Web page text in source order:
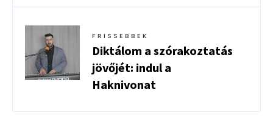
FRISSEBBEK
Diktálom a szórakoztatás
jövőjét: indul a
Haknivonat